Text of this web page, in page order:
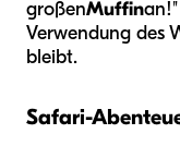
großenMuffin
Verwendung des
bleibt.
Safari-